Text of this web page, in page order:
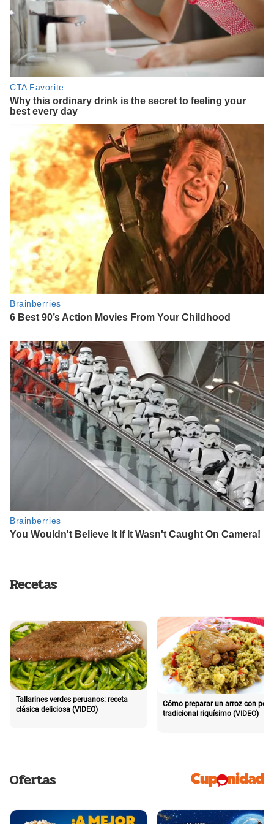
Recetas
Tallarines verdes peruanos: receta
clásica deliciosa (VIDEO)
Cómo preparar un arroz con pollo
tradicional riquísimo (VIDEO)
Ofertas